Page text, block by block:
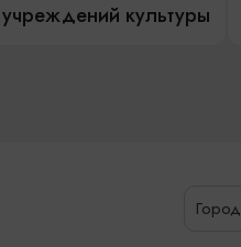
культуры
Город